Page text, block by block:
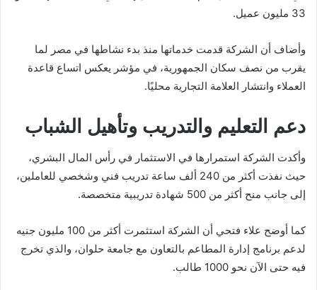
33 مليون عميل.
وأضاف أن الشركة قدمت خدماتها منذ بدء نشاطها في مصر لما
يقرب من نصف سكان الجمهورية، في مؤشر يعكس اتساع قاعدة
العملاء وانتشار العلامة التجارية محليًا.
دعم التعليم والتدريب وتأهيل الشباب
وأكدت الشركة استمرارها في الاستثمار في رأس المال البشري،
حيث نفذت أكثر من 240 ألف ساعة تدريب فني وشخصي للعاملين،
إلى جانب منح أكثر من 500 شهادة تدريبية متخصصة.
كما أوضح علاء فتحي أن الشركة استثمرت أكثر من 100 مليون جنيه
لدعم برنامج إدارة المطاعم بالتعاون مع جامعة حلوان، والذي تخرج
فيه حتى الآن نحو 1000 طالب.